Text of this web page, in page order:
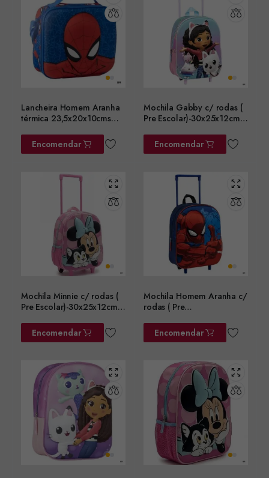
Lancheira Homem Aranha
térmica 23,5x20x10cms
Encomendar
Mochila Gabby c/ rodas (
Pre Escolar)-30x25x12cms
Encomendar
Mochila Minnie c/ rodas (
Pre Escolar)-30x25x12cms
Encomendar
Mochila Homem Aranha c/
rodas ( Pre
ref.2100005107
Encomendar